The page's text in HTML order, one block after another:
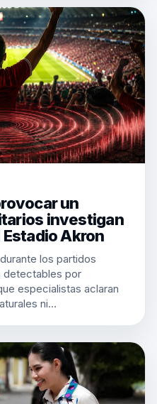
un
investigan
Akron
los partidos
detectables por
especialistas aclaran
ni…